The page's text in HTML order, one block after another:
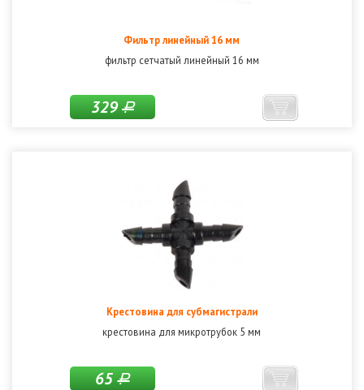
Фильтр линейный 16 мм
фильтр сетчатый линейный 16 мм
329Р
Крестовина для субмагистрали
крестовина для микротрубок 5 мм
65Р